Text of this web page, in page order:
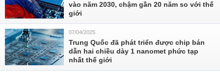
vào năm 2030, chậm gần 20 năm so với thế
giới
07/04/2025
Trung Quốc đã phát triển được chip bán
dẫn hai chiều dày 1 nanomet phức tạp
nhất thế giới